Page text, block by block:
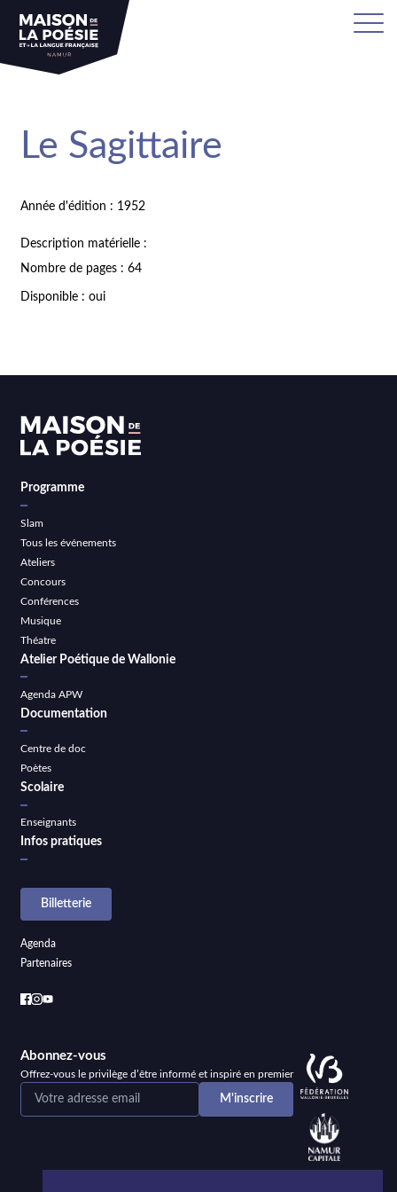
Le Sagittaire
Année d'édition : 1952
Description matérielle :
Nombre de pages : 64
Disponible : oui
Programme
Slam
Tous les événements
Ateliers
Concours
Conférences
Musique
Théatre
Atelier Poétique de Wallonie
Agenda APW
Documentation
Centre de doc
Poètes
Scolaire
Enseignants
Infos pratiques
Billetterie
Agenda
Partenaires
Abonnez-vous
Offrez-vous le privilège d’être informé et inspiré en premier